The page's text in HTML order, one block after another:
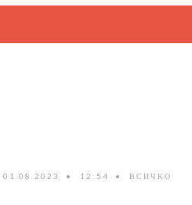
01.08.2023 • 12:54 •
ВСИЧКО